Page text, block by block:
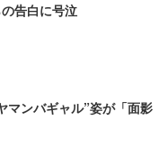
告白に号泣
マンバギャル”姿が「面影